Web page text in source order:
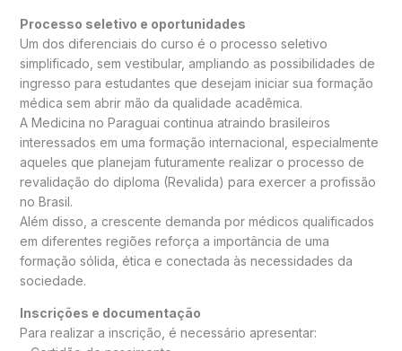
Processo seletivo e oportunidades
Um dos diferenciais do curso é o processo seletivo
simplificado, sem vestibular, ampliando as possibilidades de
ingresso para estudantes que desejam iniciar sua formação
médica sem abrir mão da qualidade acadêmica.
A Medicina no Paraguai continua atraindo brasileiros
interessados em uma formação internacional, especialmente
aqueles que planejam futuramente realizar o processo de
revalidação do diploma (Revalida) para exercer a profissão
no Brasil.
Além disso, a crescente demanda por médicos qualificados
em diferentes regiões reforça a importância de uma
formação sólida, ética e conectada às necessidades da
sociedade.
Inscrições e documentação
Para realizar a inscrição, é necessário apresentar: